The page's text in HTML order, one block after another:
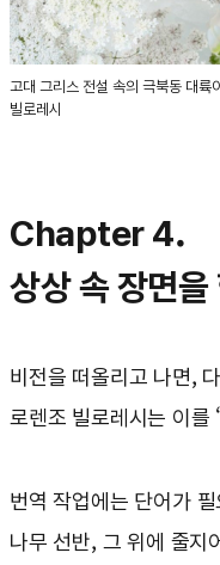
고대 그리스 전설 속의 극북동 대
빌로레시
Chapter 4.
상상 속 장면
비전을 떠올리고 나면,
로렌조 빌로레시는 이를
번역 작업에는 단어가
나무 선반, 그 위에 줄지